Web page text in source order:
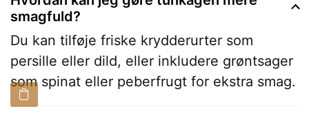
smagfuld?
Du kan tilføje friske krydderurter som
persille eller dild, eller inkludere grøntsager
som spinat eller peberfrugt for ekstra smag.